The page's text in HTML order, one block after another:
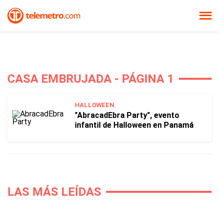
CASA EMBRUJADA - PÁGINA 1
HALLOWEEN.
"AbracadEbra Party", evento
infantil de Halloween en Panamá
LAS MÁS LEÍDAS